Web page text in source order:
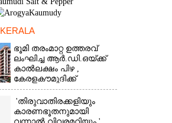
KERALA
ഭൂമി തരംമാറ്റ ഉത്തരവ്
ലംഘിച്ച ആർ.ഡി.ഒയ്ക്ക്
കാൽലക്ഷം പിഴ ,​
കേരളകൗമുദിക്ക്
ഹൈക്കോടതിയുടെ
പ്രശംസ
'തിരുവാതിരക്കളിയും
കാരണഭൂതനുമായി